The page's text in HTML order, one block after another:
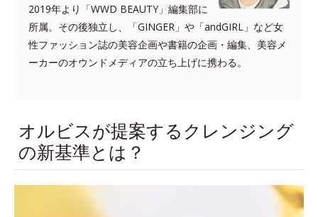
2019年より「WWD BEAUTY」編集部に
所属。その後独立し、「GINGER」や「andGIRL」など女
性ファッション誌の美容企画や書籍の企画・編集、美容メ
ーカーのオウンドメディアの立ち上げに携わる。
オルビスが提案するクレンジング
の新基準とは？